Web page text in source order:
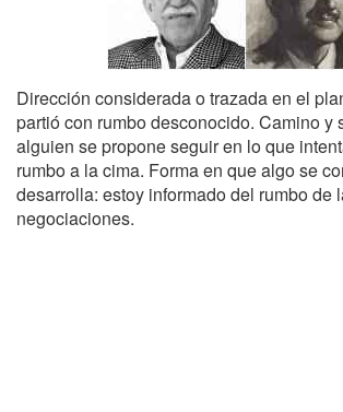
Dirección considerada o trazada en el
partió con rumbo desconocido. Camino y
alguien se propone seguir en lo que
rumbo a la cima. Forma en que algo se
desarrolla: estoy informado del rumbo de
negociaciones.